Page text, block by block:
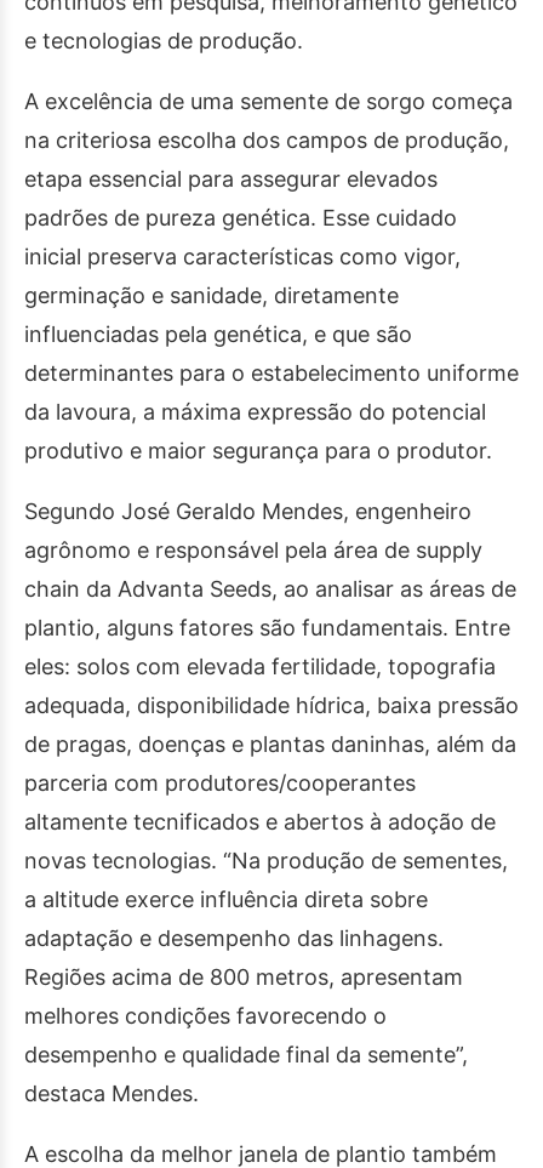
e tecnologias de produção.
A excelência de uma semente de sorgo começa
na criteriosa escolha dos campos de produção,
etapa essencial para assegurar elevados
padrões de pureza genética. Esse cuidado
inicial preserva características como vigor,
germinação e sanidade, diretamente
influenciadas pela genética, e que são
determinantes para o estabelecimento uniforme
da lavoura, a máxima expressão do potencial
produtivo e maior segurança para o produtor.
Segundo José Geraldo Mendes, engenheiro
agrônomo e responsável pela área de supply
chain da Advanta Seeds, ao analisar as áreas de
plantio, alguns fatores são fundamentais. Entre
eles: solos com elevada fertilidade, topografia
adequada, disponibilidade hídrica, baixa pressão
de pragas, doenças e plantas daninhas, além da
parceria com produtores/cooperantes
altamente tecnificados e abertos à adoção de
novas tecnologias. “Na produção de sementes,
a altitude exerce influência direta sobre
adaptação e desempenho das linhagens.
Regiões acima de 800 metros, apresentam
melhores condições favorecendo o
desempenho e qualidade final da semente”,
destaca Mendes.
A escolha da melhor janela de plantio também